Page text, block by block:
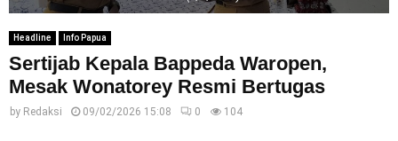
Headline Info Papua
Sertijab Kepala Bappeda Waropen,
Mesak Wonatorey Resmi Bertugas
by Redaksi 09/02/2026 15:08 0 104